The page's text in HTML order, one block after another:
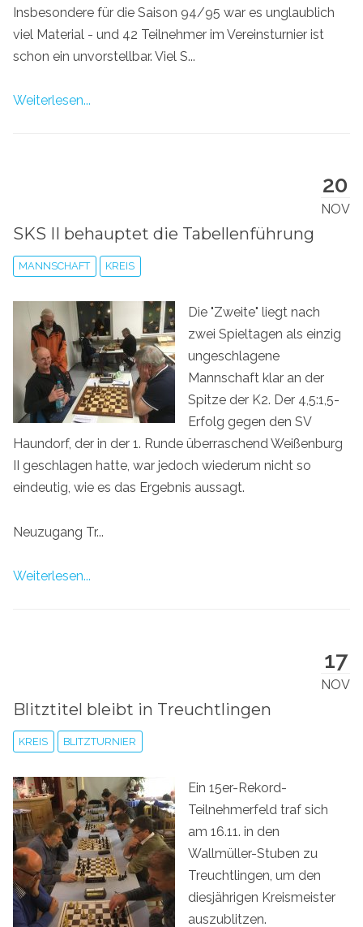
Insbesondere für die Saison 94/95 war es unglaublich
viel Material - und 42 Teilnehmer im Vereinsturnier ist
schon ein unvorstellbar. Viel S...
Weiterlesen...
20
NOV
SKS II behauptet die Tabellenführung
MANNSCHAFT KREIS
Die "Zweite" liegt nach
zwei Spieltagen als einzig
ungeschlagene
Mannschaft klar an der
Spitze der K2. Der 4,5:1,5-
Erfolg gegen den SV
Haundorf, der in der 1. Runde überraschend Weißenburg
II geschlagen hatte, war jedoch wiederum nicht so
eindeutig, wie es das Ergebnis aussagt.
Neuzugang Tr...
Weiterlesen...
17
NOV
Blitztitel bleibt in Treuchtlingen
KREIS BLITZTURNIER
Ein 15er-Rekord-
Teilnehmerfeld traf sich
am 16.11. in den
Wallmüller-Stuben zu
Treuchtlingen, um den
diesjährigen Kreismeister
auszublitzen.